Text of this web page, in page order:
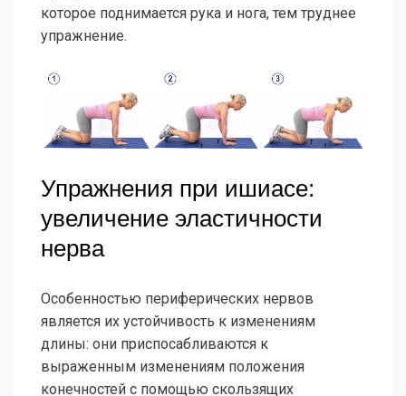
которое поднимается рука и нога, тем труднее
упражнение.
Упражнения при ишиасе:
увеличение эластичности
нерва
Особенностью периферических нервов
является их устойчивость к изменениям
длины: они приспосабливаются к
выраженным изменениям положения
конечностей с помощью скользящих